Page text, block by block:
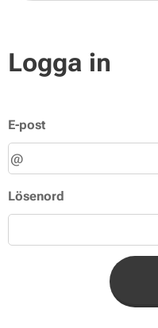
Logga in
E-post
Lösenord